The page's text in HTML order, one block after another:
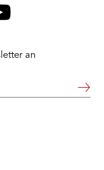
an
Weiter